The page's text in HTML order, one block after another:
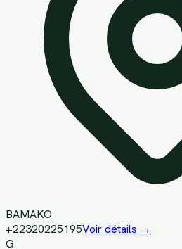
BAMAKO
+22320225195Voir détails →
G